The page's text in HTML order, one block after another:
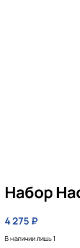
Набор
4 275 ₽
В наличии лишь 1